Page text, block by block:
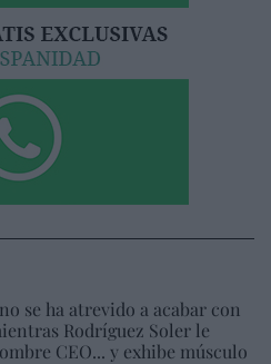
se ha atrevido a acabar con
Rodríguez Soler le
CEO... y exhibe músculo